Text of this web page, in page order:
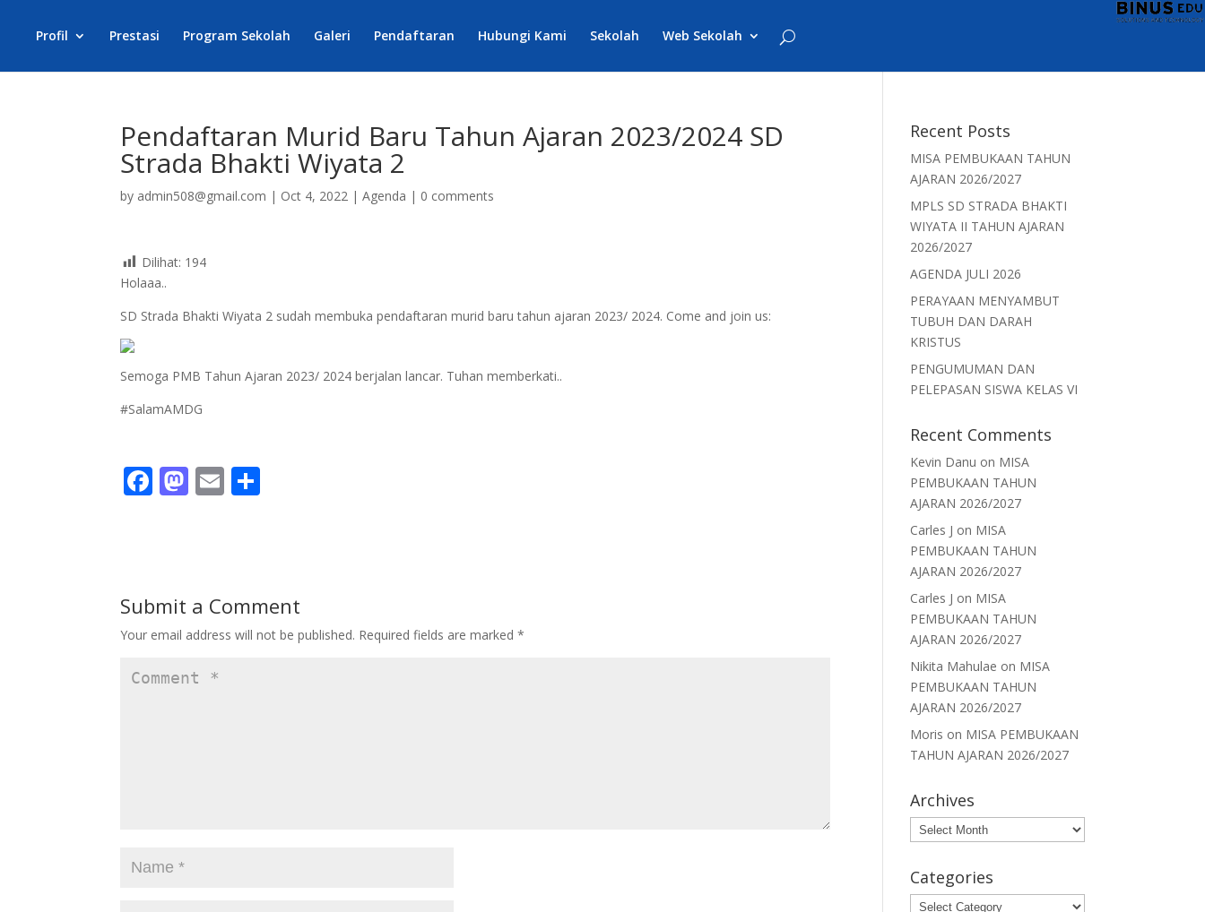
Profil Prestasi Program Sekolah Galeri Pendaftaran Hubungi Kami Sekolah Web Sekolah
Pendaftaran Murid Baru Tahun Ajaran 2023/2024 SD
Strada Bhakti Wiyata 2
by admin508@gmail.com | Oct 4, 2022 |Agenda | 0 comments
Dilihat: 194
Holaaa..
SD Strada Bhakti Wiyata 2 sudah membuka pendaftaran murid baru tahun ajaran 2023/ 2024. Come and join us:
Semoga PMB Tahun Ajaran 2023/ 2024 berjalan lancar. Tuhan memberkati..
#SalamAMDG
F
o
o
k
M
o
n
E
Submit a Comment
Your email address will not be published. Required fields are marked*
Recent Posts
MISA PEMBUKAAN TAHUN
AJARAN 2026/2027
MPLS SD STRADA BHAKTI
WIYATA II TAHUN AJARAN
2026/2027
AGENDA JULI 2026
PERAYAAN MENYAMBUT
TUBUH DAN DARAH
KRISTUS
PENGUMUMAN DAN
PELEPASAN SISWA KELAS VI
Recent Comments
Kevin Danu on MISA
PEMBUKAAN TAHUN
AJARAN 2026/2027
Carles J on MISA
PEMBUKAAN TAHUN
AJARAN 2026/2027
Carles J on MISA
PEMBUKAAN TAHUN
AJARAN 2026/2027
Nikita Mahulae on MISA
PEMBUKAAN TAHUN
AJARAN 2026/2027
Moris on MISA PEMBUKAAN
TAHUN AJARAN 2026/2027
Archives
Archives
Categories
Categories